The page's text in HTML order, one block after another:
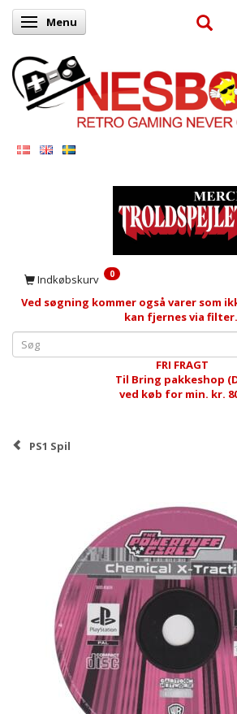
Skifte navigation
Menu
Indkøbskurv 0
Ved søgning kommer også varer som
kan fjernes via filter.
FRI FRAGT
Til Bring pakkeshop
ved køb for min. kr.
PS1 Spil